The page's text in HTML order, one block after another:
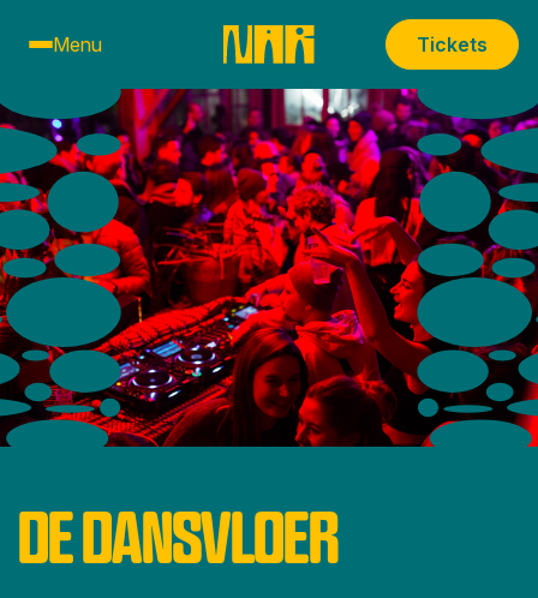
Menu Tickets
DE DANSVLOER